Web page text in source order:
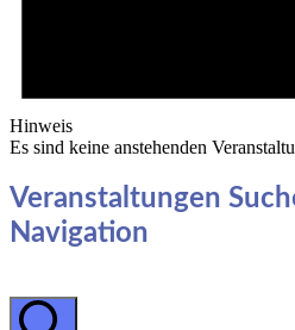
Hinweis
Es sind keine anstehenden
Veranstaltungen
Navigation